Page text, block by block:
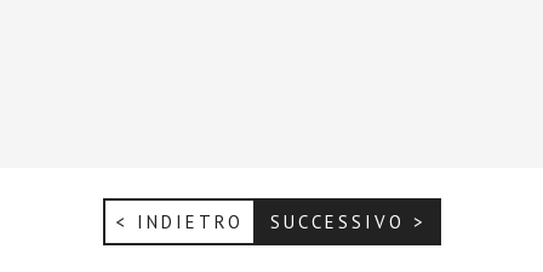
< INDIETRO SUCCESSIVO >